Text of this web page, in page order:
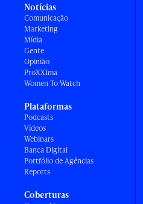
Notícias
Comunicação
Marketing
Mídia
Gente
Opinião
ProXXIma
Women To Watch
Plataformas
Podcasts
Vídeos
Webinars
Banca Digital
Portfólio de Agências
Reports
Coberturas